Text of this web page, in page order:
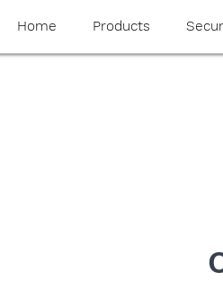
Home Products